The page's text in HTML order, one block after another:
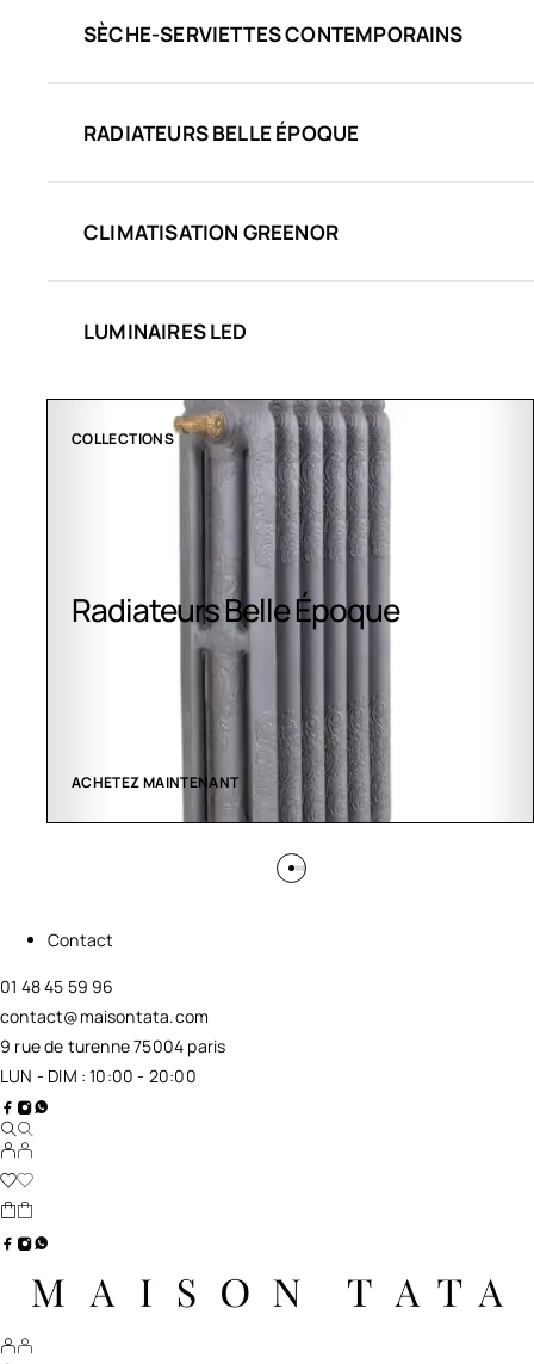
SÈCHE-SERVIETTES CONTEMPORAINS
RADIATEURS BELLE ÉPOQUE
CLIMATISATION GREENOR
LUMINAIRES LED
CLIMATISATION GREENOR
Climatisation Greenor
VOIR LES CRÉATIONS
Contact
01 48 45 59 96
contact@maisontata.com
9 rue de turenne 75004 paris
LUN - DIM : 10:00 - 20:00